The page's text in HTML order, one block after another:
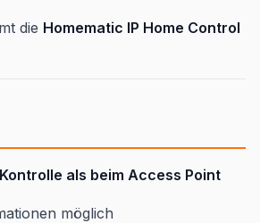
die Homematic IP Home Control
als beim Access Point
möglich